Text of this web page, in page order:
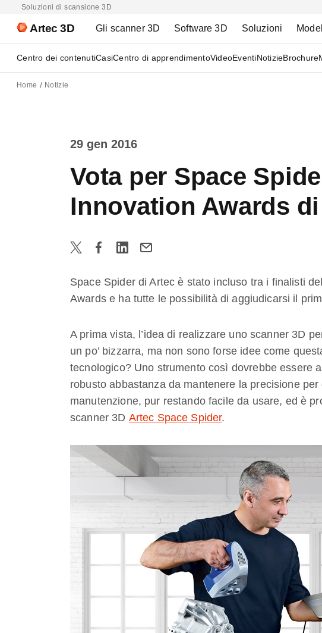
Soluzioni di scansione 3D
Artec 3D Gli scanner 3D Software 3D Soluzioni
Centro dei contenutiCasiCentro di apprendimentoVideoEventiNotizieBrochure
Home Notizie
29 gen 2016
Vota per Space
Innovation Awards
Space Spider di Artec è stato incluso tra i finalisti
Awards e ha tutte le possibilità di aggiudicarsi il
A prima vista, l’idea di realizzare uno scanner 3D
un po’ bizzarra, ma non sono forse idee come
tecnologico? Uno strumento così dovrebbe essere
robusto abbastanza da mantenere la precisione
manutenzione, pur restando facile da usare, ed è
scanner 3D Artec Space Spider.